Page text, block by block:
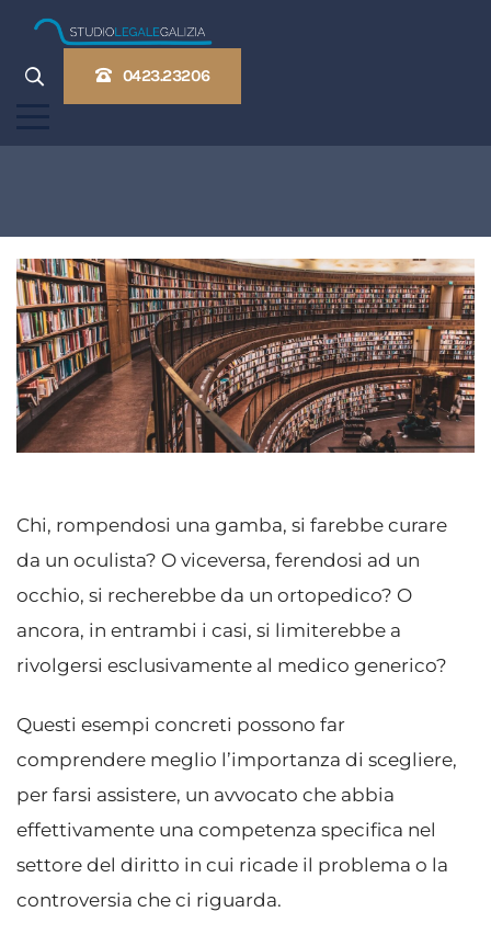
0423.23206
Chi, rompendosi una gamba, si farebbe curare
da un oculista? O viceversa, ferendosi ad un
occhio, si recherebbe da un ortopedico? O
ancora, in entrambi i casi, si limiterebbe a
rivolgersi esclusivamente al medico generico?
Questi esempi concreti possono far
comprendere meglio l’importanza di scegliere,
per farsi assistere, un avvocato che abbia
effettivamente una competenza specifica nel
settore del diritto in cui ricade il problema o la
controversia che ci riguarda.